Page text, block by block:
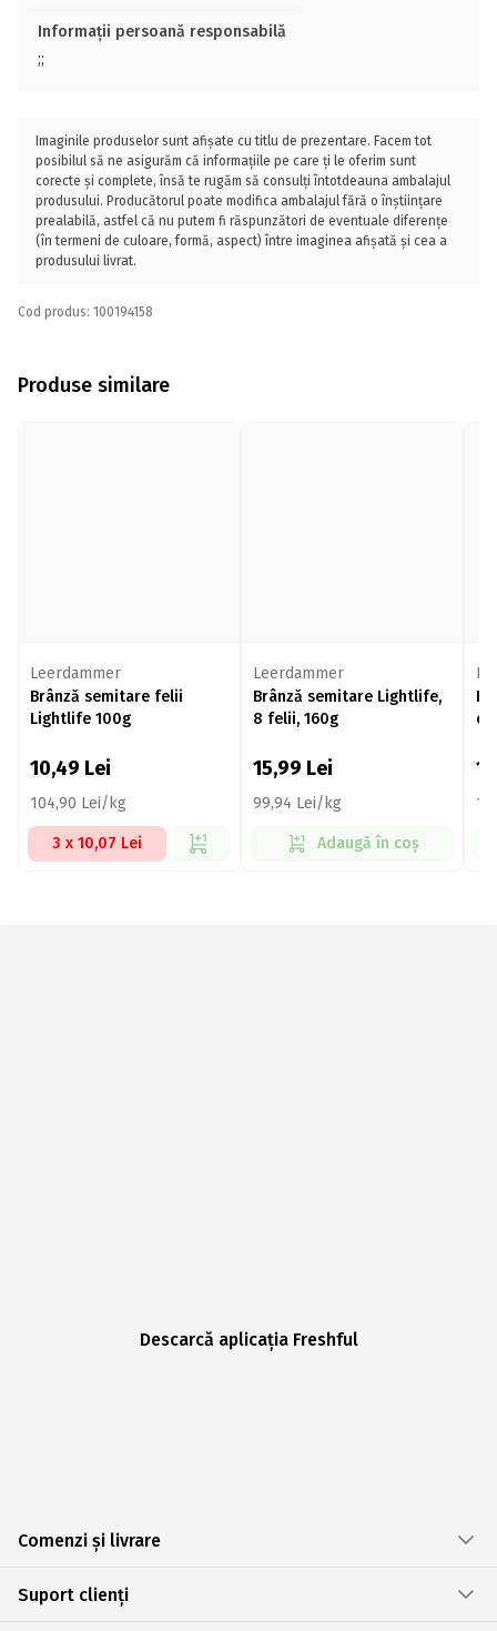
Informații persoană responsabilă
;;
Imaginile produselor sunt afișate cu titlu de prezentare. Facem tot
posibilul să ne asigurăm că informațiile pe care ți le oferim sunt
corecte și complete, însă te rugăm să consulți întotdeauna ambalajul
produsului. Producătorul poate modifica ambalajul fără o înștiințare
prealabilă, astfel că nu putem fi răspunzători de eventuale diferențe
(în termeni de culoare, formă, aspect) între imaginea afișată și cea a
produsului livrat.
Cod produs: 100194158
Produse similare
Leerdammer
Brânză semitare felii
Lightlife 100g
10,49 Lei
104,90 Lei/kg
3 x 10,07 Lei
Leerdammer
Brânză semitare Lightlife,
8 felii, 160g
15,99 Lei
99,94 Lei/kg
Adaugă în coș
Descarcă aplicația Freshful
Comenzi și livrare
Suport clienți